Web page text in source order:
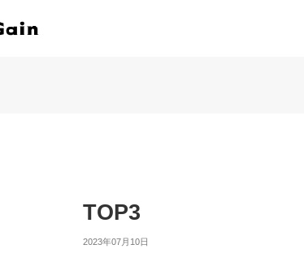
TOP3
2023年07月10日